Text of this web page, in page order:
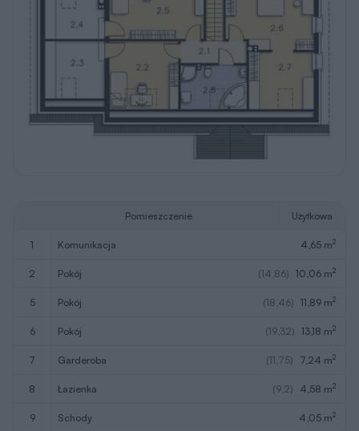
Pomieszczenie Użytkowa
1 komunikacja 4,65 m2
2 pokój (14,86) 10,06 m2
5 pokój (18,46) 11,89 m2
6 pokój (19,32) 13,18 m2
7 garderoba (11,75) 7,24 m2
8 łazienka (9,2) 4,58 m2
9 schody 4,05 m2